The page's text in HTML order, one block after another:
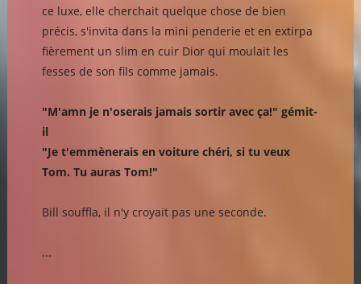
ce luxe, elle cherchait quelque chose de bien
précis, s'invita dans la mini penderie et en extirpa
fièrement un slim en cuir Dior qui moulait les
fesses de son fils comme jamais.
"M'amn je n'oserais jamais sortir avec ça!" gémit-
il
"Je t'emmènerais en voiture chéri, si tu veux
Tom. Tu auras Tom!"
Bill souffla, il n'y croyait pas une seconde.
...